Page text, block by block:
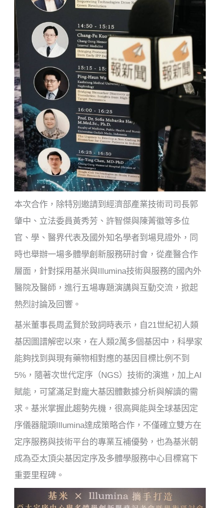
本次合作，除特別邀請到經濟部產業技術司司長郭
肇中、立法委員黃秀芳、許智傑與陳菁徽等多位
官、學、醫界代表及國外知名學者到場見證外，同
時也舉辦一場多體學創新服務研討會，從產醫合作
層面，針對採用基米與Illumina技術與服務的國內外
醫院及醫師，進行五場專題演講與互動交流，掀起
熱烈討論及回響。
基米董事長周孟賢於致詞時表示，自21世紀初人類
基因圖譜解密以來，在人類2萬多個基因中，科學家
能夠找到與現有藥物相對應的基因目標比例不到
5%，隨著次世代定序（NGS）技術的演進，加上AI
賦能，可望滿足對龐大基因體數據分析與解讀的需
求。基米掌握此趨勢先機，很高興能與全球基因定
序儀器龍頭Illumina達成策略合作，不僅確立雙方在
定序服務與技術平台的專業互補優勢，也為基米朝
成為亞太頂尖基因定序及多體學服務中心目標寫下
重要里程碑。